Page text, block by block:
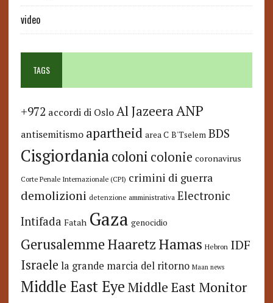
video
TAGS
+972 accordi di Oslo Al JazeeraANP
antisemitismo apartheid area C B'Tselem BDS
Cisgiordaniacoloni colonie coronavirus
Corte Penale Internazionale (CPI) crimini di guerra
demolizioni detenzione amministrativa Electronic
Intifada Fatah Gaza genocidio
GerusalemmeHaaretzHamas Hebron IDF
Israele la grande marcia del ritorno Maan news
Middle East Eye Middle East Monitor